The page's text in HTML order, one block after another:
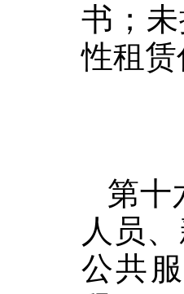
书；
性租
第十
人员
公共